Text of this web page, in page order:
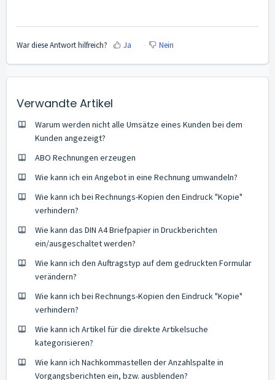
War diese Antwort hilfreich? Ja Nein
Verwandte Artikel
Warum werden nicht alle Umsätze eines Kunden bei dem
Kunden angezeigt?
ABO Rechnungen erzeugen
Wie kann ich ein Angebot in eine Rechnung umwandeln?
Wie kann ich bei Rechnungs-Kopien den Eindruck "Kopie"
verhindern?
Wie kann das DIN A4 Briefpapier in Druckberichten
ein/ausgeschaltet werden?
Wie kann ich den Auftragstyp auf dem gedruckten Formular
verändern?
Wie kann ich bei Rechnungs-Kopien den Eindruck "Kopie"
verhindern?
Wie kann ich Artikel für die direkte Artikelsuche
kategorisieren?
Wie kann ich Nachkommastellen der Anzahlspalte in
Vorgangsberichten ein, bzw. ausblenden?